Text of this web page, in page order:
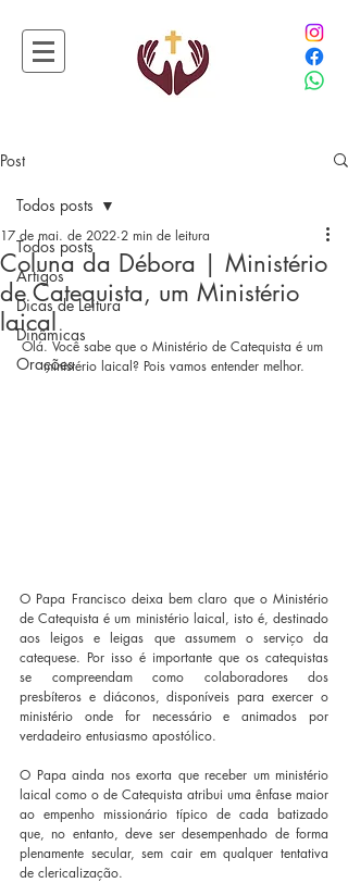
Post
Todos posts
Artigos
Dicas de Leitura
Dinâmicas
Orações
Todos posts
Coluna da Débora | Ministério
de Catequista, um Ministério
laical
17 de mai. de 2022 2 min de leitura
Olá. Você sabe que o Ministério de Catequista é um
ministério laical? Pois vamos entender melhor.
O Papa Francisco deixa bem claro que o Ministério
de Catequista é um ministério laical, isto é, destinado
aos leigos e leigas que assumem o serviço da
catequese. Por isso é importante que os catequistas
se compreendam como colaboradores dos
presbíteros e diáconos, disponíveis para exercer o
ministério onde for necessário e animados por
verdadeiro entusiasmo apostólico.
O Papa ainda nos exorta que receber um ministério
laical como o de Catequista atribui uma ênfase maior
ao empenho missionário típico de cada batizado
que, no entanto, deve ser desempenhado de forma
plenamente secular, sem cair em qualquer tentativa
de clericalização.